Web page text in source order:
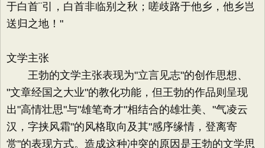
于白首¨引，白首非临别之秋；嗟歧路于他乡，他乡岂
送归之地！"
文学主张
王勃的文学主张表现为"立言见志"的创作思想、
"文章经国之大业"的教化功能，但王勃的作品则呈现
出"高情壮思"与"雄笔奇才"相结合的雄壮美、"气凌云
汉，字挟风霜"的风格取向及其"感序缘情，登离寄
赏"的表现方式。造成这种冲突的原因是王勃的文学思